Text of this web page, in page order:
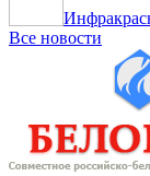
Все новости